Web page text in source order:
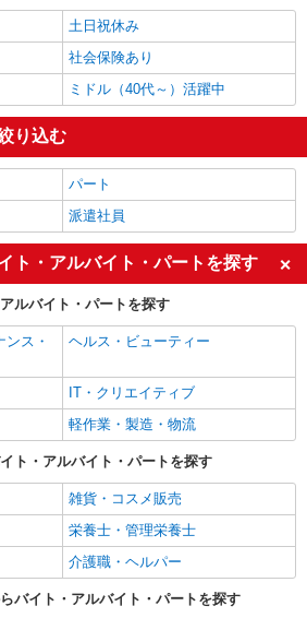
WEBオペレーター1,600円
る
土日祝休み
社会保険あり
ミドル（40代～）活躍中
り込む
パート
派遣社員
ト・アルバイト・パートを探す
ルバイト・パートを探す
ス・
ヘルス・ビューティー
IT・クリエイティブ
軽作業・製造・物流
ト・アルバイト・パートを探す
雑貨・コスメ販売
栄養士・管理栄養士
介護職・ヘルパー
バイト・アルバイト・パートを探す